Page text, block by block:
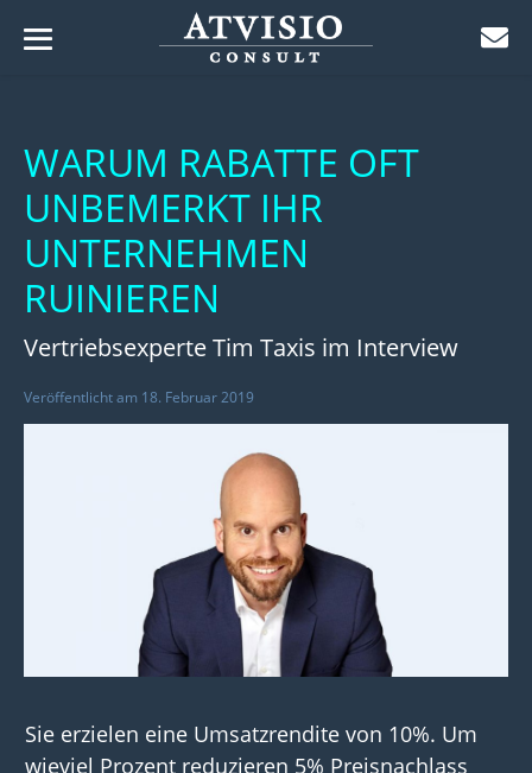
springen
WARUM RABATTE OFT
UNBEMERKT IHR
UNTERNEHMEN
RUINIEREN
Vertriebsexperte Tim Taxis im Interview
Veröffentlicht am 18. Februar 2019
Sie erzielen eine Umsatzrendite von 10%. Um
wieviel Prozent reduzieren 5% Preisnachlass